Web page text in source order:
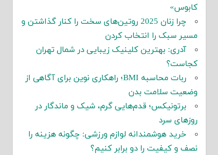
کابوس»
چرا زنان 2025 روتین‌های سخت را کنار گذاشتن و
مسیر سبک را انتخاب کردن
آدری: بهترین کلینیک زیبایی در شمال تهران
کجاست؟
ربات محاسبه BMI؛ راهکاری نوین برای آگاهی از
وضعیت سلامت بدن
برتونیکس؛ قدم‌هایی گرم، شیک و ماندگار در
روزهای سرد
خرید هوشمندانه لوازم ورزشی: چگونه هزینه را
نصف و کیفیت را دو برابر کنیم؟